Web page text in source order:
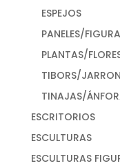
ESPEJOS
PANELES/
PLANTAS/
TIBORS/
TINAJAS/
ESCRITORIOS
ESCULTURAS
ESCULTURAS